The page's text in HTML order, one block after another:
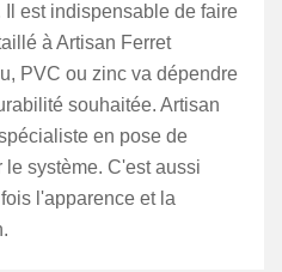
est indispensable de faire
à Artisan Ferret
PVC ou zinc va dépendre
souhaitée. Artisan
en pose de
système. C'est aussi
l'apparence et la